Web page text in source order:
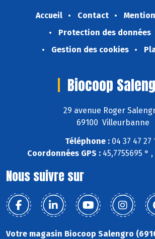
Accueil Contact
Protection des données
Gestion des cookies
Biocoop
29 avenue Roger
69100 Villeurbanne
Téléphone :04 37 47 27
Coordonnées GPS :45,7755695 ° ,
Nous suivre sur
Votre magasin Biocoop Salengro